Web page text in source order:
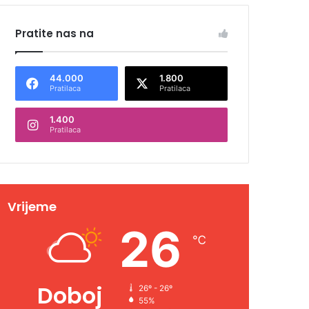
Pratite nas na
44.000
Pratilaca
1.800
Pratilaca
1.400
Pratilaca
Vrijeme
Doboj
26 ℃
26º - 26º
55%